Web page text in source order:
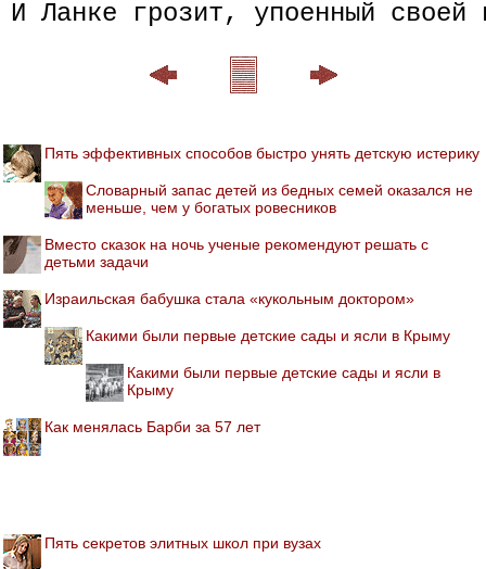
Пять эффективных способов быстро унять детскую истерику
Словарный запас детей из бедных семей оказался не
меньше, чем у богатых ровесников
Вместо сказок на ночь ученые рекомендуют решать с
детьми задачи
Израильская бабушка стала «кукольным доктором»
Какими были первые детские сады и ясли в Крыму
Какими были первые детские сады и ясли в
Крыму
Как менялась Барби за 57 лет
Пять секретов элитных школ при вузах